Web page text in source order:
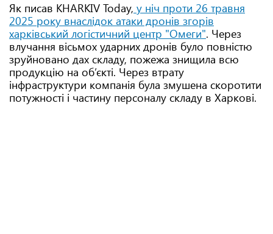
Як писав KHARKIV Today, у ніч проти 26 травня
2025 року внаслідок атаки дронів згорів
харківський логістичний центр "Омеги". Через
влучання вісьмох ударних дронів було повністю
зруйновано дах складу, пожежа знищила всю
продукцію на об’єкті. Через втрату
інфраструктури компанія була змушена скоротити
потужності і частину персоналу складу в Харкові.